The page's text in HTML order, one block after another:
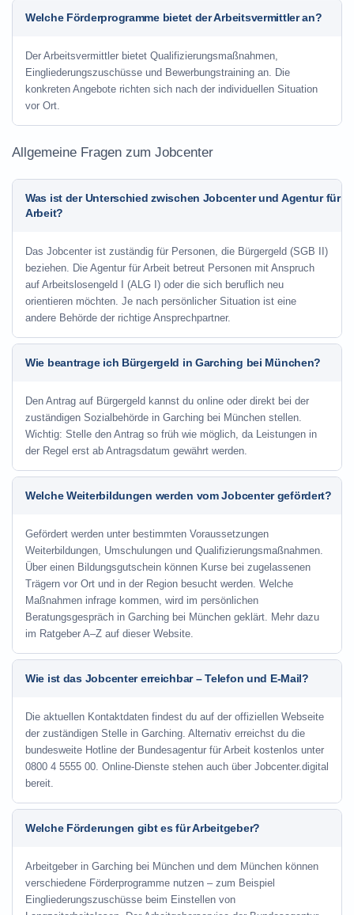
Welche Förderprogramme bietet der Arbeitsvermittler an?
Der Arbeitsvermittler bietet Qualifizierungsmaßnahmen,
Eingliederungszuschüsse und Bewerbungstraining an. Die
konkreten Angebote richten sich nach der individuellen Situation
vor Ort.
Allgemeine Fragen zum Jobcenter
Was ist der Unterschied zwischen Jobcenter und Agentur für
Arbeit?
Das Jobcenter ist zuständig für Personen, die Bürgergeld (SGB II)
beziehen. Die Agentur für Arbeit betreut Personen mit Anspruch
auf Arbeitslosengeld I (ALG I) oder die sich beruflich neu
orientieren möchten. Je nach persönlicher Situation ist eine
andere Behörde der richtige Ansprechpartner.
Wie beantrage ich Bürgergeld in Garching bei München?
Den Antrag auf Bürgergeld kannst du online oder direkt bei der
zuständigen Sozialbehörde in Garching bei München stellen.
Wichtig: Stelle den Antrag so früh wie möglich, da Leistungen in
der Regel erst ab Antragsdatum gewährt werden.
Welche Weiterbildungen werden vom Jobcenter gefördert?
Gefördert werden unter bestimmten Voraussetzungen
Weiterbildungen, Umschulungen und Qualifizierungsmaßnahmen.
Über einen Bildungsgutschein können Kurse bei zugelassenen
Trägern vor Ort und in der Region besucht werden. Welche
Maßnahmen infrage kommen, wird im persönlichen
Beratungsgespräch in Garching bei München geklärt. Mehr dazu
im Ratgeber A–Z auf dieser Website.
Wie ist das Jobcenter erreichbar – Telefon und E-Mail?
Die aktuellen Kontaktdaten findest du auf der offiziellen Webseite
der zuständigen Stelle in Garching. Alternativ erreichst du die
bundesweite Hotline der Bundesagentur für Arbeit kostenlos unter
0800 4 5555 00. Online-Dienste stehen auch über Jobcenter.digital
bereit.
Welche Förderungen gibt es für Arbeitgeber?
Arbeitgeber in Garching bei München und dem München können
verschiedene Förderprogramme nutzen – zum Beispiel
Eingliederungszuschüsse beim Einstellen von